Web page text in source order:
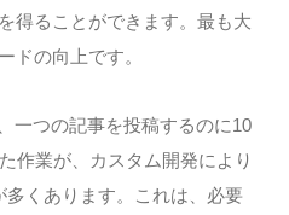
得ることができます。最も大
ドの向上です。
一つの記事を投稿するのに10
作業が、カスタム開発により
くあります。これは、必要